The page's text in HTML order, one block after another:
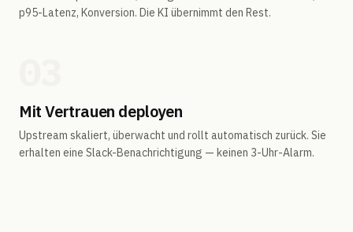
p95-Latenz, Konversion. Die KI übernimmt den Rest.
Mit Vertrauen deployen
Upstream skaliert, überwacht und rollt automatisch zurück. Sie
erhalten eine Slack-Benachrichtigung — keinen 3-Uhr-Alarm.